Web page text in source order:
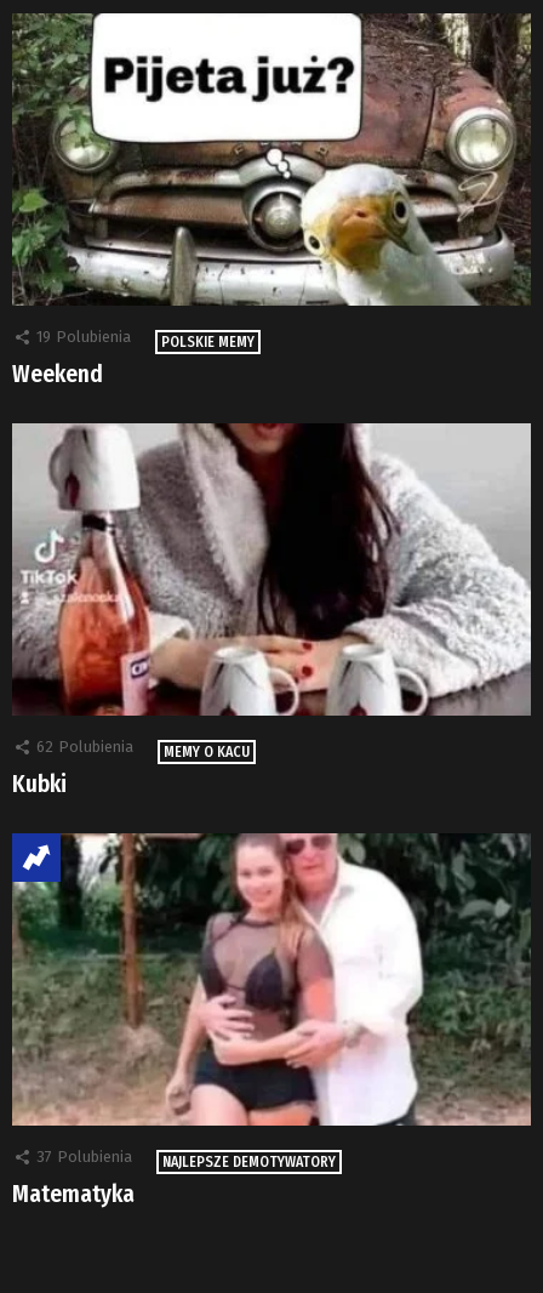
19 Polubienia POLSKIE MEMY
Weekend
62 Polubienia MEMY O KACU
Kubki
37 Polubienia NAJLEPSZE DEMOTYWATORY
Matematyka